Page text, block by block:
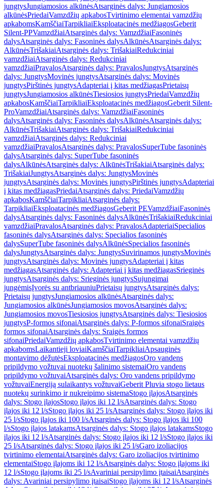
jungtysJungiamosios alkūnėsAtsarginės dalys: Jungiamosios
alkūnėsPriedaiVamzdžių apkabosTvirtinimo elementai vamzdžių
apkabomsKamščiaiTarpikliaiEksploatacinės medžiagosGeberit
Silent-PPVamzdžiaiAtsarginės dalys: VamzdžiaiFasoninės
dalysAtsarginės dalys: Fasoninės dalysAlkūnėsAtsarginės dalys:
AlkūnėsTrišakiaiAtsarginės dalys: TrišakiaiRedukciniai
vamzdžiaiAtsarginės dalys: Redukciniai
vamzdžiaiPravalosAtsarginės dalys: PravalosJungtysAtsarginės
dalys: JungtysMovinės jungtysAtsarginės dalys: Movinės
jungtysPirštinės jungtysAdapteriai į kitas medžiagasPrietaisų
jungtysJungiamosios alkūnėsTiesiosios jungtysPriedaiVamzdžių
apkabosKamščiaiTarpikliaiEksploatacinės medžiagosGeberit Silent-
ProVamzdžiaiAtsarginės dalys: VamzdžiaiFasoninės
dalysAtsarginės dalys: Fasoninės dalysAlkūnėsAtsarginės dalys:
AlkūnėsTrišakiaiAtsarginės dalys: TrišakiaiRedukciniai
vamzdžiaiAtsarginės dalys: Redukciniai
vamzdžiaiPravalosAtsarginės dalys: PravalosSuperTube fasoninės
dalysAtsarginės dalys: SuperTube fasoninės
dalysAlkūnėsAtsarginės dalys: AlkūnėsTrišakiaiAtsarginės dalys:
TrišakiaiJungtysAtsarginės dalys: JungtysMovinės
jungtysAtsarginės dalys: Movinės jungtysPirštinės jungtysAdapteriai
į kitas medžiagasPriedaiAtsarginės dalys: PriedaiVamzdžių
apkabosKamščiaiTarpikliaiAtsarginės dalys:
TarpikliaiEksploatacinės medžiagosGeberit PEVamzdžiaiFasoninės
dalysAtsarginės dalys: Fasoninės dalysAlkūnėsTrišakiaiRedukciniai
vamzdžiaiPravalosAtsarginės dalys: PravalosAdapteriaiSpecialios
fasoninės dalysAtsarginės dalys: Specialios fasoninės
dalysSuperTube fasoninės dalysAlkūnėsSpecialios fasoninės
dalysJungtysAtsarginės dalys: JungtysSuvirinamos jungtysMovinės
jungtysAtsarginės dalys: Movinės jungtysAdapteriai į kitas
medžiagasAtsarginės dalys: Adapteriai į kitas medžiagasSrieginės
jungtysAtsarginės dalys: Srieginės jungtysSujungimai
jungėmisĮvorės su antbriauniuPrietaisų jungtysAtsarginės dalys:
Prietaisų jungtysJungiamosios alkūnėsAtsarginės dalys:
Jungiamosios alkūnėsJungiamosios movosAtsarginės dalys:
Jungiamosios movosTiesiosios jungtysAtsarginės dalys: Tiesiosios
jungtysP-formos sifonaiAtsarginės dalys: P-formos sifonaiSraigės
formos sifonaiAtsarginės dalys: Sraigės formos
sifonaiPriedaiVamzdžių apkabosTvirtinimo elementai vamzdžių
apkabomsLaikantieji loviaiKamščiaiTarpikliaiApsauginės
montavimo dėžutėsEksploatacinės medžiagosOro vandens
pripildymo vožtuvai nuotekų šalinimo sistemaiOro vandens
pripildymo vožtuvaiAtsarginės dalys: Oro vandens pripildymo
vožtuvaiEnergiją sulaikantys vožtuvaiGeberit Pluvia stogo lietaus
nuotekų surinkimo ir nukreipimo sistemaStogo įlajosAtsarginės
dalys: Stogo įlajosStogo įlajos iki 12 l/sAtsarginės dalys: Stogo
įlajos iki 12 l/sStogo įlajos iki 25 l/sAtsarginės dalys: Stogo įlajos iki
25 l/sStogo įlajos iki 100 l/sAtsarginės dalys: Stogo įlajos iki 100
l/sStogo įlajos latakamsAtsarginės dalys: Stogo įlajos latakamsStogo
įlajos iki 12 l/sAtsarginės dalys: Stogo įlajos iki 12 l/sStogo įlajos iki
25 l/sAtsarginės dalys: Stogo įlajos iki 25 l/sGaro izoliacijos
tvirtinimo elementaiAtsarginės dalys: Garo izoliacijos tvirtinimo
elementaiStogo įlajoms iki 12 l/sAtsarginės dalys: Stogo įlajoms iki
12 l/sStogo įlajoms iki 25 l/sAvariniai persipylimo įtaisaiAtsarginės
dalys: Avariniai persipylimo įtaisaiStogo įlajoms iki 12 l/sAtsarginės